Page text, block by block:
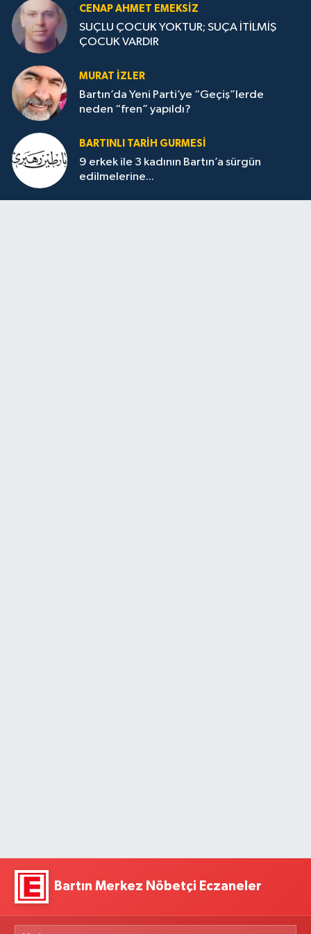
CENAP AHMET EMEKSİZ
SUÇLU ÇOCUK YOKTUR; SUÇA İTİLMİŞ
ÇOCUK VARDIR
MURAT İZLER
Bartın’da Yeni Parti’ye “Geçiş”lerde
neden “fren” yapıldı?
BARTINLI TARIH GURMESI
9 erkek ile 3 kadının Bartın’a sürgün
edilmelerine...
Bartın Merkez Nöbetçi Eczaneler